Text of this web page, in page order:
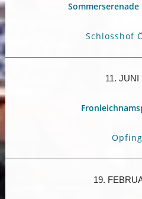
Schlosshof
11. JUNI
19.